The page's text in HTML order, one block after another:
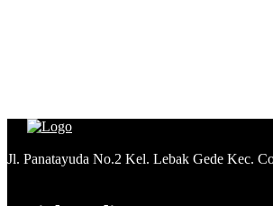
Jl. Panatayuda No.2 Kel. Lebak Gede Kec.